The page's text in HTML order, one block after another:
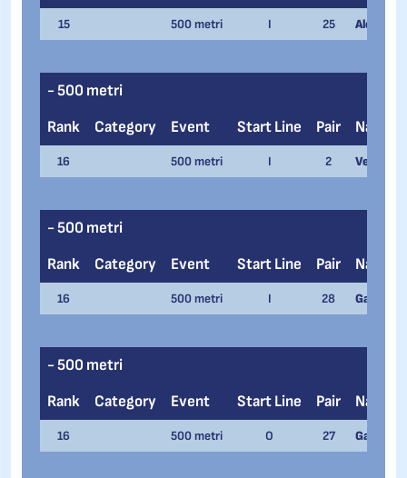
15 500 metri I 25
- 500 metri
Rank
Category Event Start Line Pair Name
16 500 metri I 2 Verena
- 500 metri
Rank
Category Event Start Line Pair Name
16 500 metri I 28 Gabriel
- 500 metri
Rank
Category Event Start Line Pair Name
16 500 metri O 27 Gabriele